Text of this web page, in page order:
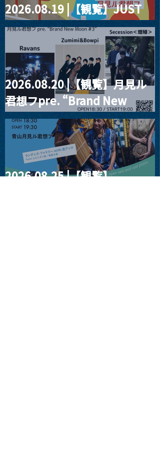
2026.08.19 |【観覧】JUST
RIGHT!! vol.27
2026.08.20 |【観覧】月見ル
君想フpre. “Brand New
Moon #3”
2026.08.25 |【観覧】